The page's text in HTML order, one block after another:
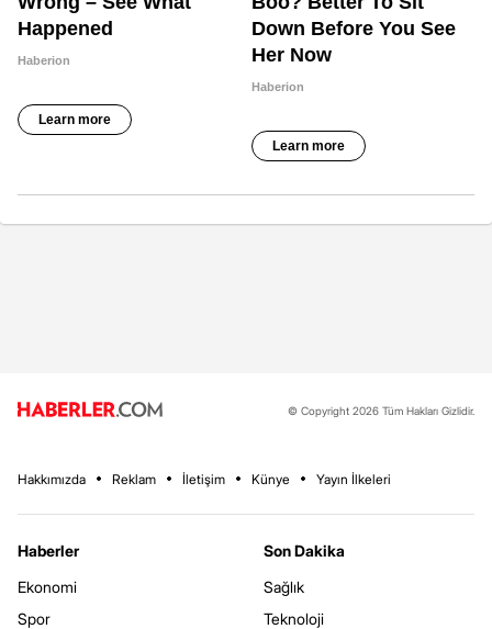
© Copyright 2026 Tüm Hakları Gizlidir.
Hakkımızda Reklam İletişim Künye Yayın İlkeleri
Haberler
Ekonomi
Spor
Son Dakika
Sağlık
Teknoloji